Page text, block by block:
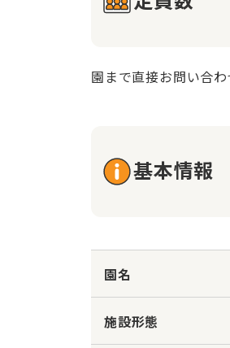
園まで直接お問い合わ
基本情報
園名
施設形態